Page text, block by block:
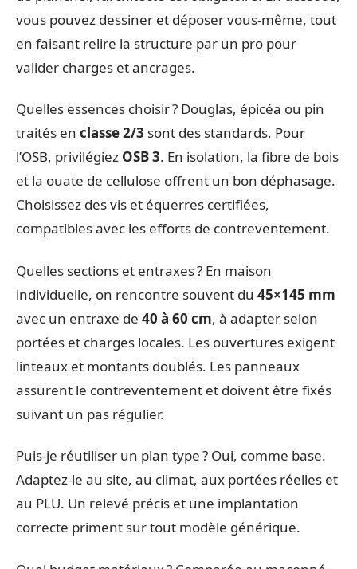
vous pouvez dessiner et déposer vous-même, tout
en faisant relire la structure par un pro pour
valider charges et ancrages.
Quelles essences choisir ? Douglas, épicéa ou pin
traités en classe 2/3 sont des standards. Pour
l’OSB, privilégiez OSB 3. En isolation, la fibre de bois
et la ouate de cellulose offrent un bon déphasage.
Choisissez des vis et équerres certifiées,
compatibles avec les efforts de contreventement.
Quelles sections et entraxes ? En maison
individuelle, on rencontre souvent du 45×145 mm
avec un entraxe de 40 à 60 cm, à adapter selon
portées et charges locales. Les ouvertures exigent
linteaux et montants doublés. Les panneaux
assurent le contreventement et doivent être fixés
suivant un pas régulier.
Puis-je réutiliser un plan type ? Oui, comme base.
Adaptez-le au site, au climat, aux portées réelles et
au PLU. Un relevé précis et une implantation
correcte priment sur tout modèle générique.